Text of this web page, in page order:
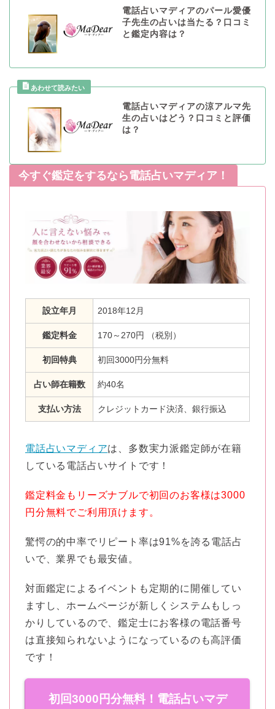
電話占いマディアのパール愛優
子先生の占いは当たる？口コミ
と鑑定内容は？
電話占いマディアの涼アルマ先
生の占いはどう？口コミと評価
は？
今すぐ鑑定をするなら電話占いマディア！
設立年月 2018年12月
鑑定料金 170～270円 （税別）
初回特典 初回3000円分無料
占い師在籍数 約40名
支払い方法 クレジットカード決済、銀行振込
電話占いマディアは、多数実力派鑑定師が在籍
している電話占いサイトです！
鑑定料金もリーズナブルで初回のお客様は3000
円分無料でご利用頂けます。
驚愕の的中率でリピート率は91%を誇る電話占
いで、業界でも最安値。
対面鑑定によるイベントも定期的に開催してい
ますし、ホームページが新しくシステムもしっ
かりしているので、鑑定士にお客様の電話番号
は直接知られないようになっているのも高評価
です！
初回3000円分無料！電話占いマデ